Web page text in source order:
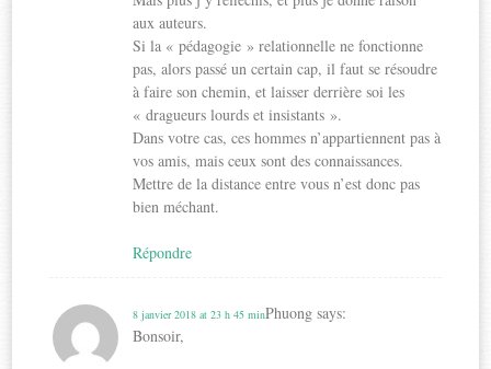
aux auteurs.
Si la « pédagogie » relationnelle ne fonctionne
pas, alors passé un certain cap, il faut se résoudre
à faire son chemin, et laisser derrière soi les
« dragueurs lourds et insistants ».
Dans votre cas, ces hommes n’appartiennent pas à
vos amis, mais ceux sont des connaissances.
Mettre de la distance entre vous n’est donc pas
bien méchant.
Répondre
Phuong says:
8 janvier 2018 at 23 h 45 min
Bonsoir,